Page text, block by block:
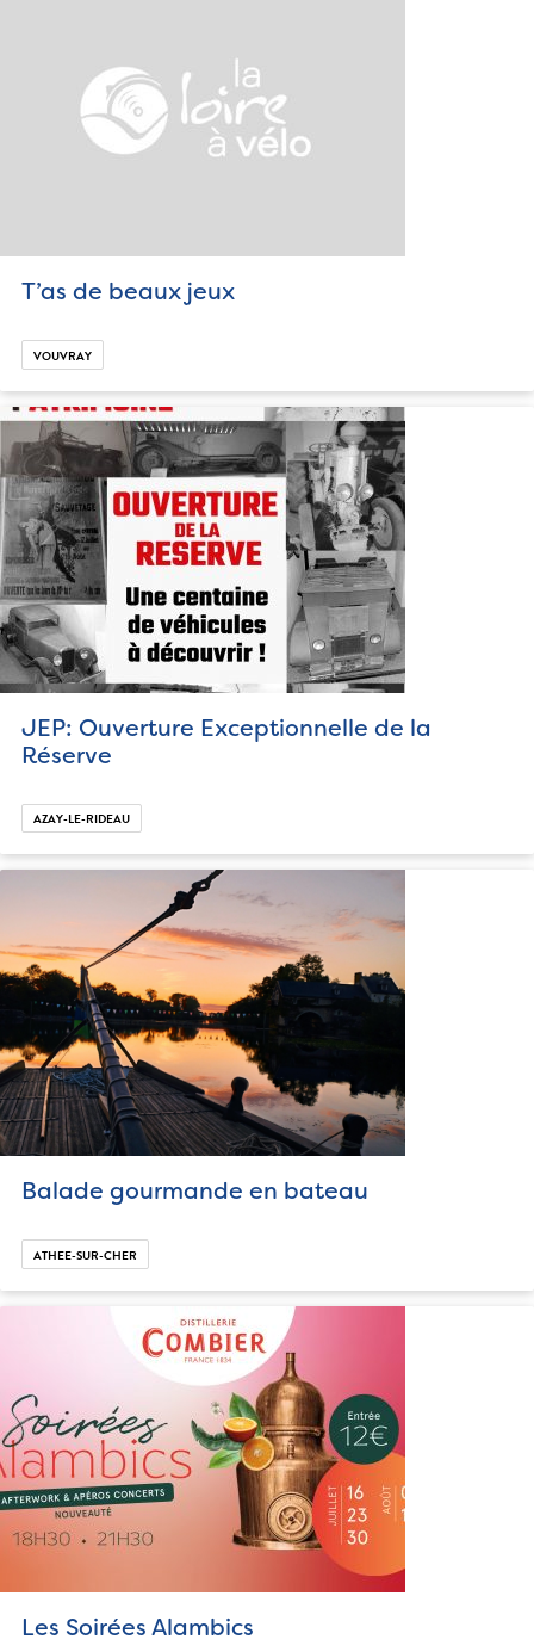
T’as de beaux jeux
VOUVRAY
JEP: Ouverture Exceptionnelle de la
Réserve
AZAY-LE-RIDEAU
Balade gourmande en bateau
ATHEE-SUR-CHER
Les Soirées Alambics